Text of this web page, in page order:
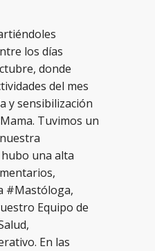
los días
donde
del mes
y sensibilización
Tuvimos un
una alta
#Mastóloga,
Equipo de
En las